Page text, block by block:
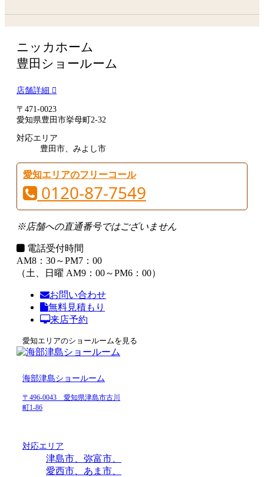
ニッカホーム
豊田ショールーム
店舗詳細
〒471-0023
愛知県豊田市挙母町2-32
対応エリア
豊田市、みよし市
愛知エリアのフリーコール
0120-87-7549
※店舗への直通番号ではございません
電話受付時間
AM8：30～PM7：00
（土、日曜 AM9：00～PM6：00）
お問い合わせ
無料見積もり
来店予約
愛知エリアのショールームを見る
海部津島ショールーム
〒496-0043 愛知県津島市古川
町1-86
対応エリア
津島市、弥富市、
愛西市、あま市、